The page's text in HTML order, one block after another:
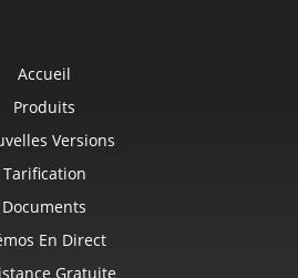
Accueil
Produits
Versions
Tarification
Documents
En Direct
Gratuite